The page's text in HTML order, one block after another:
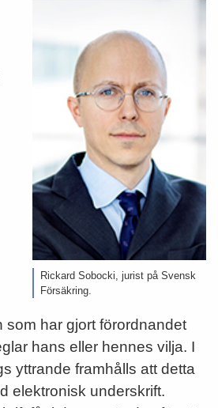
Rickard Sobocki, jurist på Svensk
Försäkring.
som har gjort förordnandet
hans eller hennes vilja. I
yttrande framhålls att detta
elektronisk underskrift.